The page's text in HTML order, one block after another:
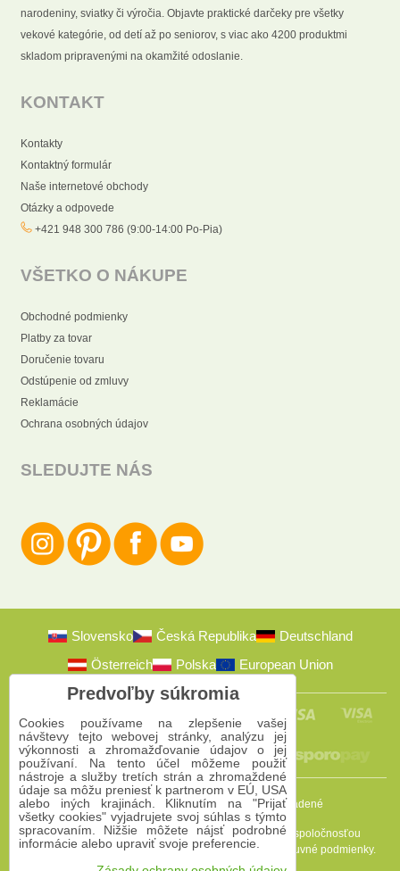
narodeniny, sviatky či výročia. Objavte praktické darčeky pre všetky
vekové kategórie, od detí až po seniorov, s viac ako 4200 produktmi
skladom pripravenými na okamžité odoslanie.
KONTAKT
Kontakty
Kontaktný formulár
Naše internetové obchody
Otázky a odpovede
+421 948 300 786 (9:00-14:00 Po-Pia)
VŠETKO O NÁKUPE
Obchodné podmienky
Platby za tovar
Doručenie tovaru
Odstúpenie od zmluvy
Reklamácie
Ochrana osobných údajov
SLEDUJTE NÁS
Slovensko Česká Republika
Deutschland
Österreich
Polska European Union
2009-2026 © Bomba s.r.o.Všetky práva vyhradené
Táto stránka je chránená programom reCAPTCHA a spoločnosťou
Google. PlatiaPravidlá ochrany osobných údajov Zmluvné podmienky.
Predvoľby súkromia
Cookies používame na zlepšenie vašej
návštevy tejto webovej stránky, analýzu jej
výkonnosti a zhromažďovanie údajov o jej
používaní. Na tento účel môžeme použiť
nástroje a služby tretích strán a zhromaždené
údaje sa môžu preniesť k partnerom v EÚ, USA
alebo iných krajinách. Kliknutím na "Prijať
všetky cookies" vyjadrujete svoj súhlas s týmto
spracovaním. Nižšie môžete nájsť podrobné
informácie alebo upraviť svoje preferencie.